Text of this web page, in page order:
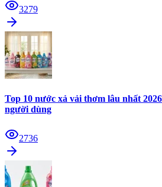
3279
Top 10 nước xả vải thơm lâu nhất
người dùng
2736